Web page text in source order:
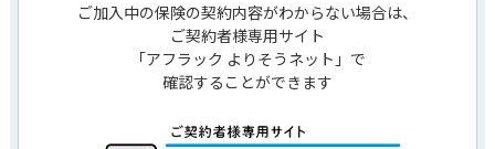
ご加入中の保険の契約内容がわからない場合は、
ご契約者様専用サイト
「アフラック よりそうネット」で
確認することができます